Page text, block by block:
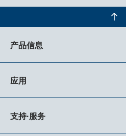
产品信息
应用
支持·服务